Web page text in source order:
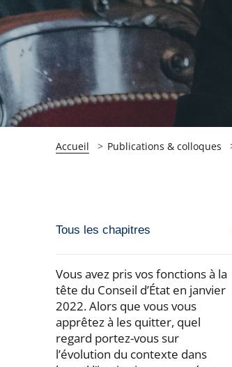
Accueil Publications & colloques
Passer
navigation
de
l'article
pour
arriver
Tous les chapitres
Vous avez pris vos fonctions à la
tête du Conseil d’État en janvier
2022. Alors que vous vous
apprêtez à les quitter, quel
regard portez-vous sur
l’évolution du contexte dans